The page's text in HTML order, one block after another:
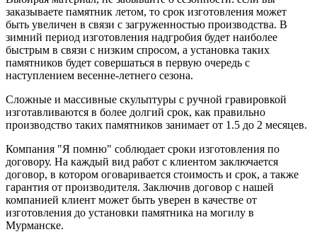
заказываете памятник летом, то срок изготовления может
быть увеличен в связи с загруженностью производства. В
зимний период изготовления надгробия будет наиболее
быстрым в связи с низким спросом, а установка таких
памятников будет совершаться в первую очередь с
наступлением весенне-летнего сезона.
Сложные и массивные скульптуры с ручной гравировкой
изготавливаются в более долгий срок, как правильно
производство таких памятников занимает от 1.5 до 2 месяцев.
Компания "Я помню" соблюдает сроки изготовления по
договору. На каждый вид работ с клиентом заключается
договор, в котором оговаривается стоимость и срок, а также
гарантия от производителя. Заключив договор с нашей
компанией клиент может быть уверен в качестве от
изготовления до установки памятника на могилу в
Мурманске.